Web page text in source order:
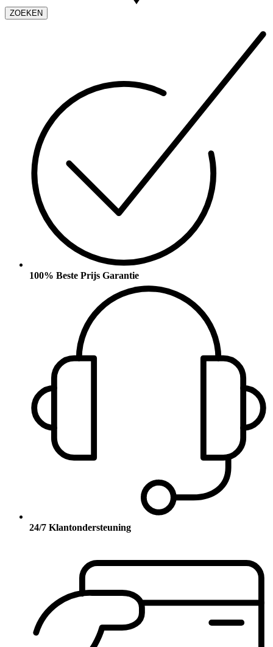
ZOEKEN
100% Beste Prijs Garantie
24/7 Klantondersteuning